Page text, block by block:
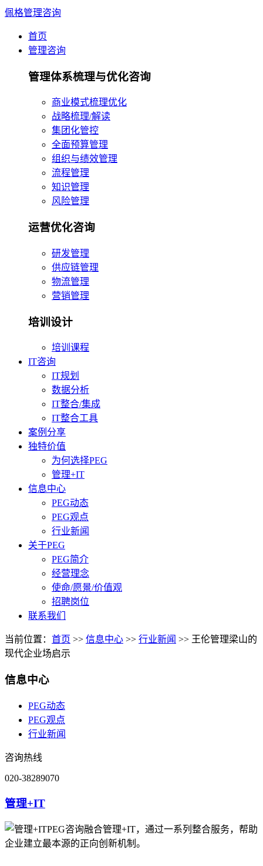
佩格管理咨询
首页
管理咨询
管理体系梳理与优化咨询
商业模式梳理优化
战略梳理/解读
集团化管控
全面预算管理
组织与绩效管理
流程管理
知识管理
风险管理
运营优化咨询
研发管理
供应链管理
物流管理
营销管理
培训设计
培训课程
IT咨询
IT规划
数据分析
IT整合/集成
IT整合工具
案例分享
独特价值
为何选择PEG
管理+IT
信息中心
PEG动态
PEG观点
行业新闻
关于PEG
PEG简介
经营理念
使命/愿景/价值观
招聘岗位
联系我们
当前位置： 首页 >> 信息中心 >> 行业新闻 >> 王伦管理梁山的
现代企业场启示
信息中心
PEG动态
PEG观点
行业新闻
咨询热线
020-38289070
管理+IT
PEG咨询融合管理+IT，通过一系列整合服务，帮助
企业建立最本源的正向创新机制。